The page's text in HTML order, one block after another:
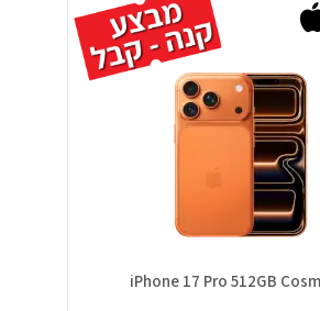
iPhone 17 Pro 512GB